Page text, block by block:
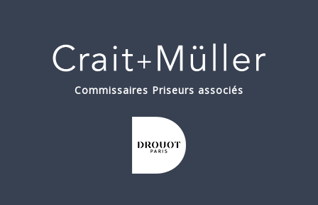
Commissaires Priseurs associés